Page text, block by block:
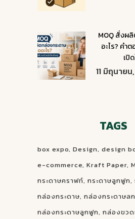
MOQ สั่งผ
อะไร? คำ
เปิ
11 มิถุนาย
TAGS
box expo Design design
e-commerce Kraft Paper
กระดาษคราฟท์ กระดาษลูกฟูก
กล่องกระดาษ กล่องกระดาษล
กล่องกระดาษลูกฟูก กล่องขวด